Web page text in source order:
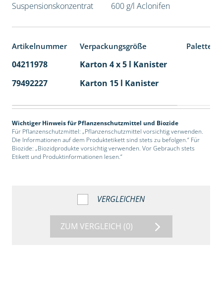
Suspensionskonzentrat 600 g/l Aclonifen
Artikelnummer Verpackungsgröße
04211978 Karton 4 x 5 l Kanister
79492227
Karton 15 l Kanister
Wichtiger Hinweis für Pflanzenschutzmittel und Biozide
Für Pflanzenschutzmittel: „Pflanzenschutzmittel vorsichtig verwenden.
Die Informationen auf dem Produktetikett sind stets zu befolgen.“ Für
Biozide: „Biozidprodukte vorsichtig verwenden. Vor Gebrauch stets
Etikett und Produktinformationen lesen.“
VERGLEICHEN
ZUM VERGLEICH (0)